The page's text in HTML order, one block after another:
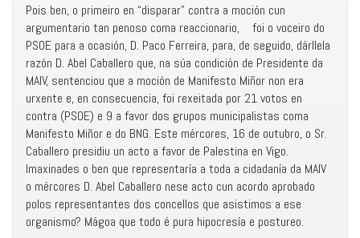
Pois ben, o primeiro en “disparar” contra a moción cun
argumentario tan penoso coma reaccionario, foi o voceiro do
PSOE para a ocasión, D. Paco Ferreira, para, de seguido, dárllela
razón D. Abel Caballero que, na súa condición de Presidente da
MAIV, sentenciou que a moción de Manifesto Miñor non era
urxente e, en consecuencia, foi rexeitada por 21 votos en
contra (PSOE) e 9 a favor dos grupos municipalistas coma
Manifesto Miñor e do BNG. Este mércores, 16 de outubro, o Sr.
Caballero presidiu un acto a favor de Palestina en Vigo.
Imaxinades o ben que representaría a toda a cidadanía da MAIV
o mércores D. Abel Caballero nese acto cun acordo aprobado
polos representantes dos concellos que asistimos a ese
organismo? Mágoa que todo é pura hipocresía e postureo.